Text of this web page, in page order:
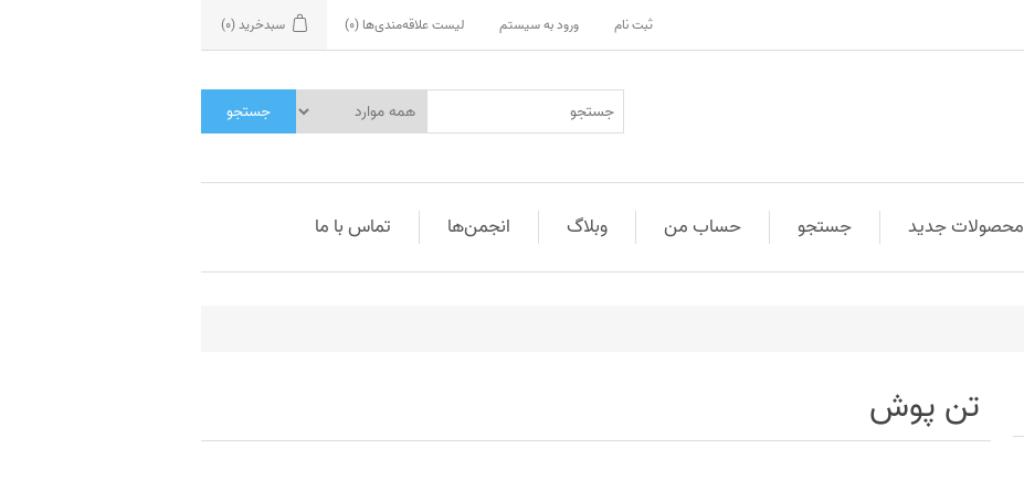
ثبت نام ورود به سیستم لیست علاقه‌مندی‌ها (0) سبدخرید(0)
جستجو
محصولات جدید جستجو حساب من وبلاگ انجمن‌ها تماس با ما
تن پوش